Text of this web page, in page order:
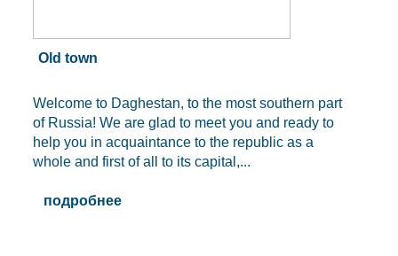
Old town
Welcome to Daghestan, to the most southern part
of Russia! We are glad to meet you and ready to
help you in acquaintance to the republic as a
whole and first of all to its capital,...
подробнее